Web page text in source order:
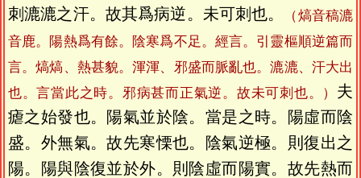
刺漉漉之汗。故其爲病逆。未可刺也。
（熇音稿漉
音鹿。陽熱爲有餘。陰寒爲不足。經言。引靈樞順逆篇而
言。熇熇、熱甚貌。渾渾、邪盛而脈亂也。漉漉、汗大出
也。言當此之時。邪病甚而正氣逆。故未可刺也。） 夫
瘧之始發也。陽氣並於陰。當是之時。陽虛而陰
盛。外無氣。故先寒慄也。陰氣逆極。則復出之
陽。陽與陰復並於外。則陰虛而陽實。故先熱而